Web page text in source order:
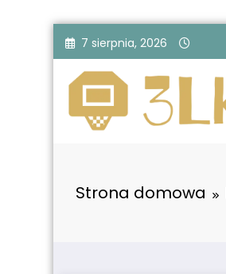
Przejdź
do
treści
7 sierpnia, 2026
Strona domowa